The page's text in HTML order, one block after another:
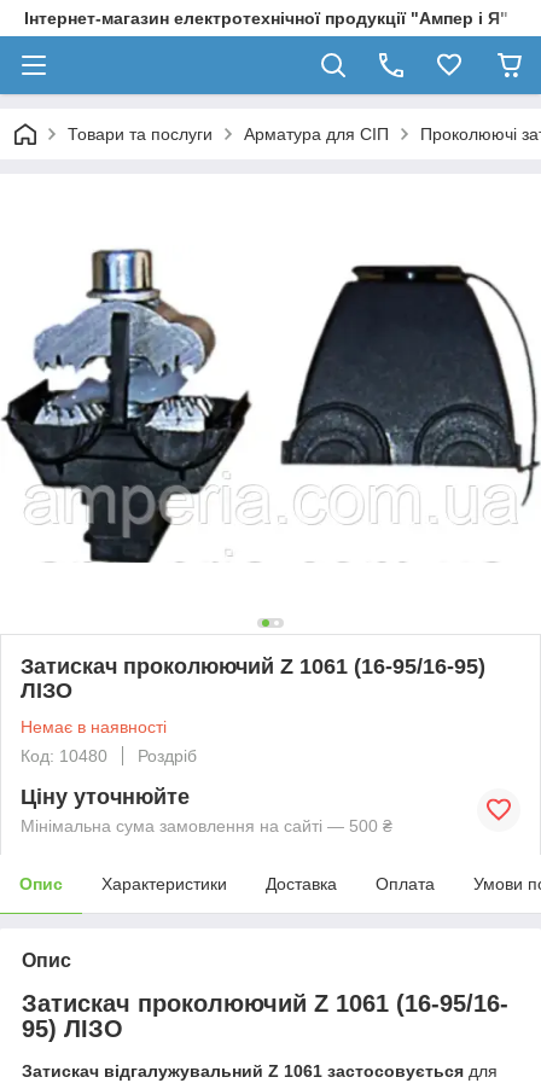
Інтернет-магазин електротехнічної продукції "Ампер і Я"
Товари та послуги Арматура для СІП Проколюючі
Затискач проколюючий Z 1061 (16-95/16-95)
ЛІЗО
Немає в наявності
Код: 10480
Роздріб
Ціну уточнюйте
Мінімальна сума замовлення на сайті — 500 ₴
Опис Характеристики Доставка Оплата Умови
Опис
Затискач проколюючий Z 1061 (16-95/16-
95) ЛІЗО
Затискач відгалужувальний Z 1061 застосовується для